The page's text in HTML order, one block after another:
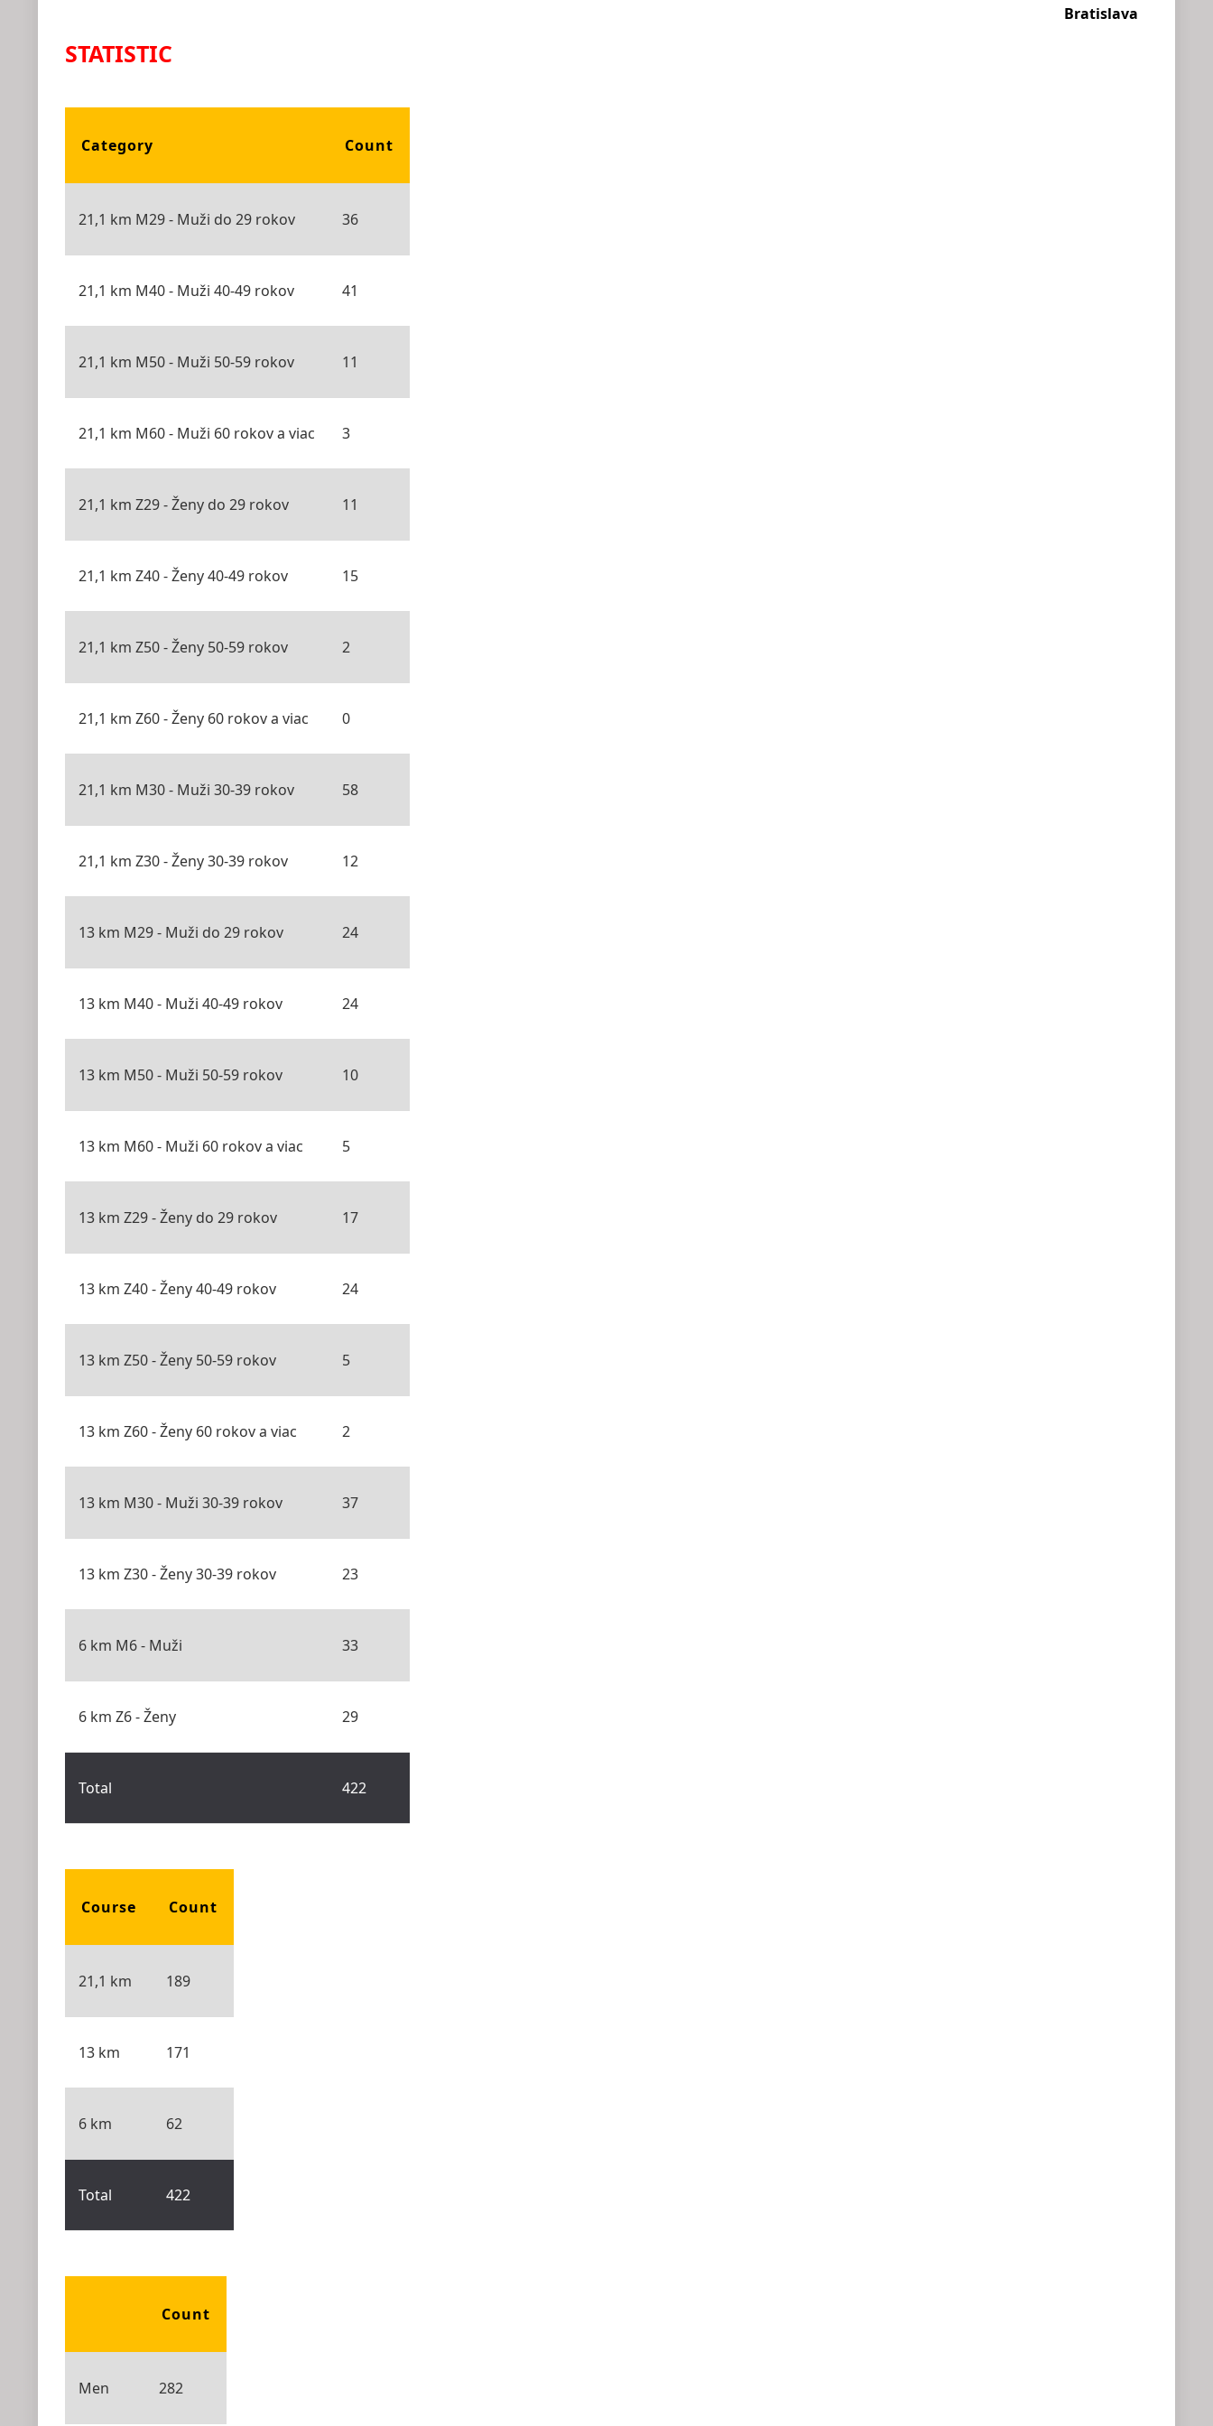
Bratislava
STATISTIC
Category Count
21,1 km M29 - Muži do 29 rokov 36
21,1 km M40 - Muži 40-49 rokov 41
21,1 km M50 - Muži 50-59 rokov 11
21,1 km M60 - Muži 60 rokov a viac 3
21,1 km Z29 - Ženy do 29 rokov 11
21,1 km Z40 - Ženy 40-49 rokov 15
21,1 km Z50 - Ženy 50-59 rokov 2
21,1 km Z60 - Ženy 60 rokov a viac 0
21,1 km M30 - Muži 30-39 rokov 58
21,1 km Z30 - Ženy 30-39 rokov 12
13 km M29 - Muži do 29 rokov 24
13 km M40 - Muži 40-49 rokov 24
13 km M50 - Muži 50-59 rokov 10
13 km M60 - Muži 60 rokov a viac 5
13 km Z29 - Ženy do 29 rokov 17
13 km Z40 - Ženy 40-49 rokov 24
13 km Z50 - Ženy 50-59 rokov 5
13 km Z60 - Ženy 60 rokov a viac 2
13 km M30 - Muži 30-39 rokov 37
13 km Z30 - Ženy 30-39 rokov 23
6 km M6 - Muži 33
6 km Z6 - Ženy 29
Total 422
Course Count
21,1 km 189
13 km 171
6 km 62
Total 422
Count
Men 282